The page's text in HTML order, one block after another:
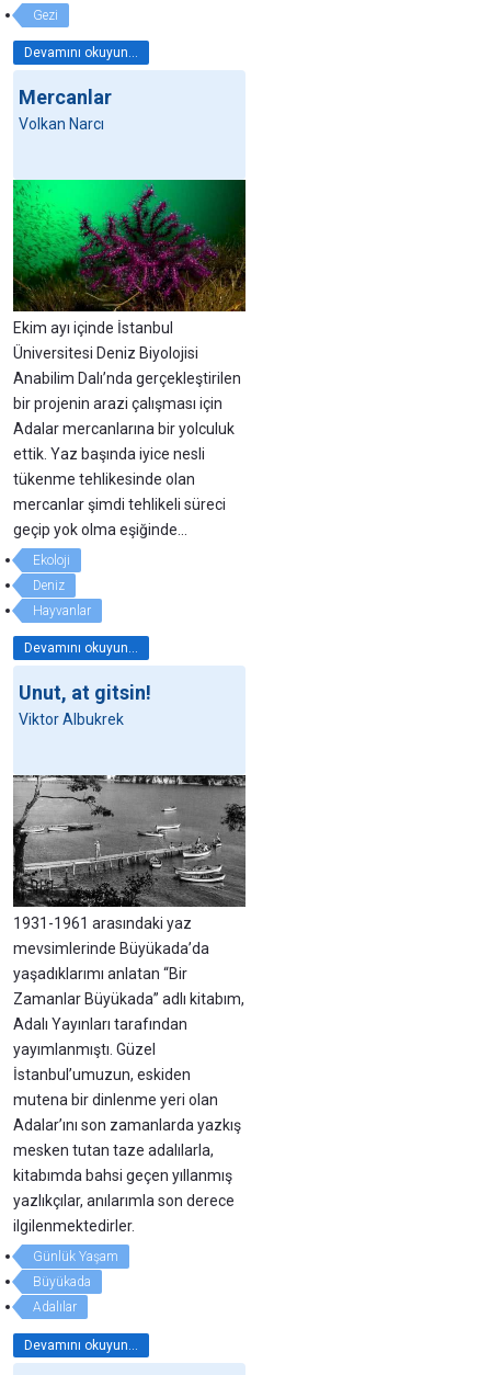
Gezi
Devamını okuyun...
Mercanlar
Volkan Narcı
Ekim ayı içinde İstanbul
Üniversitesi Deniz Biyolojisi
Anabilim Dalı’nda gerçekleştirilen
bir projenin arazi çalışması için
Adalar mercanlarına bir yolculuk
ettik. Yaz başında iyice nesli
tükenme tehlikesinde olan
mercanlar şimdi tehlikeli süreci
geçip yok olma eşiğinde...
Ekoloji
Deniz
Hayvanlar
Devamını okuyun...
Unut, at gitsin!
Viktor Albukrek
1931-1961 arasındaki yaz
mevsimlerinde Büyükada’da
yaşadıklarımı anlatan “Bir
Zamanlar Büyükada” adlı kitabım,
Adalı Yayınları tarafından
yayımlanmıştı. Güzel
İstanbul’umuzun, eskiden
mutena bir dinlenme yeri olan
Adalar’ını son zamanlarda yazkış
mesken tutan taze adalılarla,
kitabımda bahsi geçen yıllanmış
yazlıkçılar, anılarımla son derece
ilgilenmektedirler.
Günlük Yaşam
Büyükada
Adalılar
Devamını okuyun...